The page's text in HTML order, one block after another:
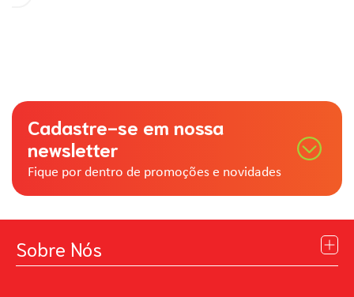
Cadastre-se em nossa
newsletter
Fique por dentro de promoções e novidades
Sobre Nós